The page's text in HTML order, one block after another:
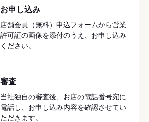
お申し込み
店舗会員（無料）申込フォームから営業
許可証の画像を添付のうえ、お申し込み
ください。
審査
当社独自の審査後、お店の電話番号宛に
電話し、お申し込み内容を確認させてい
ただきます。